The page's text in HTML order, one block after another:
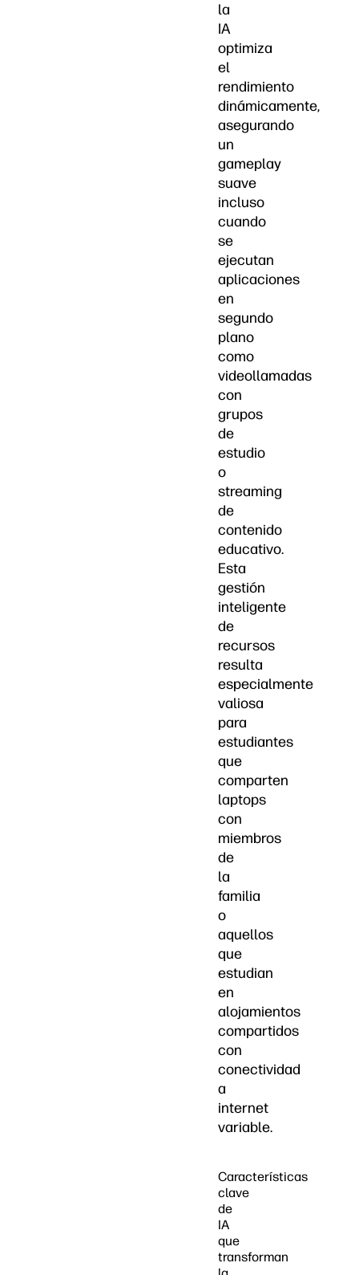
la
IA
optimiza
el
rendimiento
dinámicamente,
asegurando
un
gameplay
suave
incluso
cuando
se
ejecutan
aplicaciones
en
segundo
plano
como
videollamadas
con
grupos
de
estudio
o
streaming
de
contenido
educativo.
Esta
gestión
inteligente
de
recursos
resulta
especialmente
valiosa
para
estudiantes
que
comparten
laptops
con
miembros
de
la
familia
o
aquellos
que
estudian
en
alojamientos
compartidos
con
conectividad
a
internet
variable.
Características
clave
de
IA
que
transforman